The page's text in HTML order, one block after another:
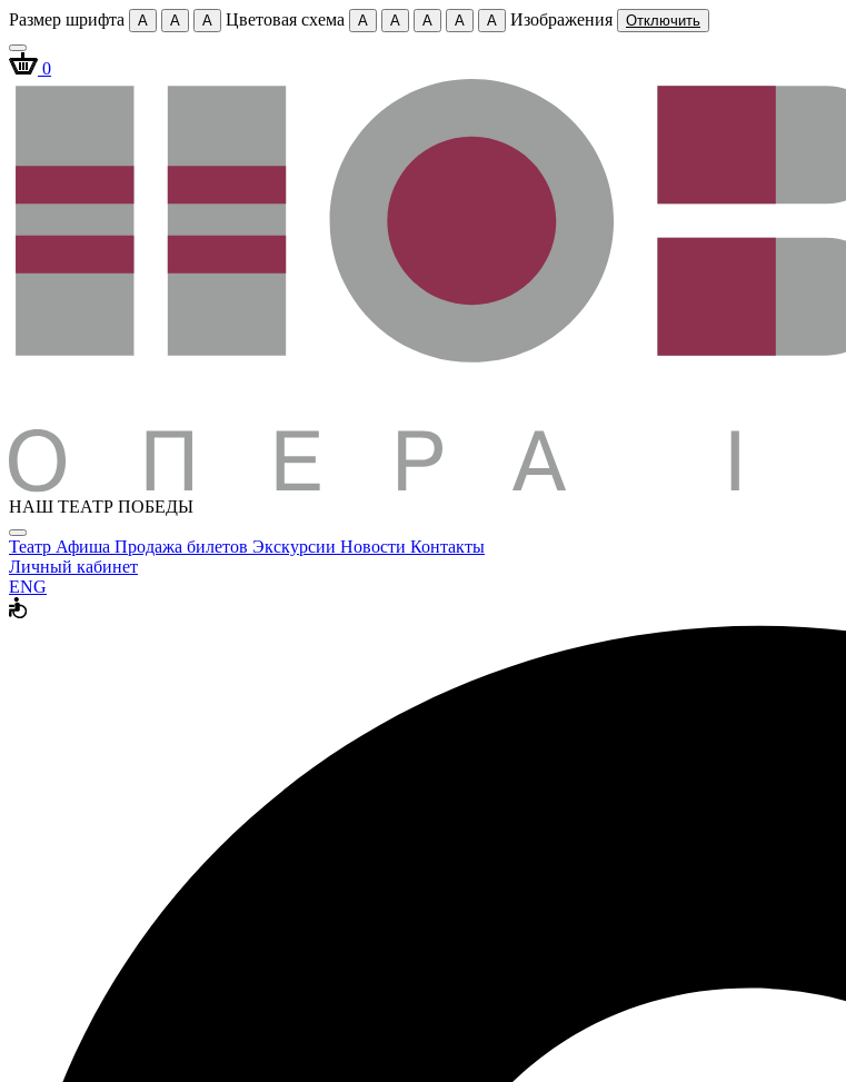
Размер шрифта A A A Цветовая схема A A A A A Изображения Отключить
0
НАШ ТЕАТР ПОБЕДЫ
Театр Афиша Продажа билетов Экскурсии Новости Контакты
Личный кабинет
ENG